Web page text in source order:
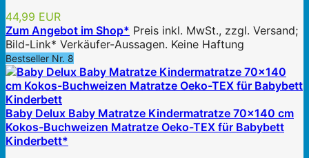
44,99 EUR
Zum Angebot im Shop* Preis inkl. MwSt., zzgl. Versand;
Bild-Link* Verkäufer-Aussagen. Keine Haftung
Bestseller Nr. 8
Baby Delux Baby Matratze Kindermatratze 70x140 cm
Kokos-Buchweizen Matratze Oeko-TEX für Babybett
Kinderbett*